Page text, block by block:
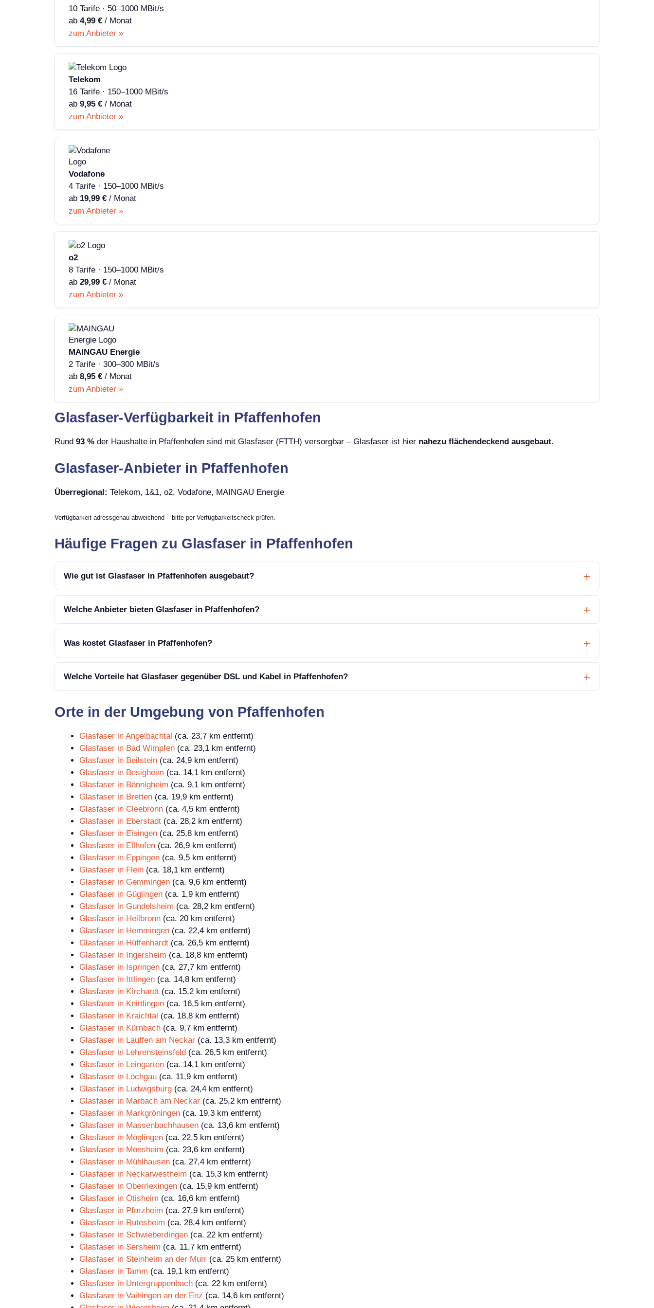
10 Tarife · 50–1000 MBit/s
ab 4,99 € / Monat
zum Anbieter »
Telekom
16 Tarife · 150–1000 MBit/s
ab 9,95 € / Monat
zum Anbieter »
Vodafone
4 Tarife · 150–1000 MBit/s
ab 19,99 € / Monat
zum Anbieter »
o2
8 Tarife · 150–1000 MBit/s
ab 29,99 € / Monat
zum Anbieter »
MAINGAU Energie
2 Tarife · 300–300 MBit/s
ab 8,95 € / Monat
zum Anbieter »
Glasfaser-Verfügbarkeit in Pfaffenhofen
Rund 93 % der Haushalte in Pfaffenhofen sind mit Glasfaser (FTTH) versorgbar – Glasfaser ist hier nahezu flächendeckend ausgebaut.
Glasfaser-Anbieter in Pfaffenhofen
Überregional: Telekom, 1&1, o2, Vodafone, MAINGAU Energie
Verfügbarkeit adressgenau abweichend – bitte per Verfügbarkeitscheck prüfen.
Häufige Fragen zu Glasfaser in Pfaffenhofen
Wie gut ist Glasfaser in Pfaffenhofen ausgebaut?
Welche Anbieter bieten Glasfaser in Pfaffenhofen?
Was kostet Glasfaser in Pfaffenhofen?
Welche Vorteile hat Glasfaser gegenüber DSL und Kabel in Pfaffenhofen?
Orte in der Umgebung von Pfaffenhofen
Glasfaser in Angelbachtal (ca. 23,7 km entfernt)
Glasfaser in Bad Wimpfen (ca. 23,1 km entfernt)
Glasfaser in Beilstein (ca. 24,9 km entfernt)
Glasfaser in Besigheim (ca. 14,1 km entfernt)
Glasfaser in Bönnigheim (ca. 9,1 km entfernt)
Glasfaser in Bretten (ca. 19,9 km entfernt)
Glasfaser in Cleebronn (ca. 4,5 km entfernt)
Glasfaser in Eberstadt (ca. 28,2 km entfernt)
Glasfaser in Eisingen (ca. 25,8 km entfernt)
Glasfaser in Ellhofen (ca. 26,9 km entfernt)
Glasfaser in Eppingen (ca. 9,5 km entfernt)
Glasfaser in Flein (ca. 18,1 km entfernt)
Glasfaser in Gemmingen (ca. 9,6 km entfernt)
Glasfaser in Güglingen (ca. 1,9 km entfernt)
Glasfaser in Gundelsheim (ca. 28,2 km entfernt)
Glasfaser in Heilbronn (ca. 20 km entfernt)
Glasfaser in Hemmingen (ca. 22,4 km entfernt)
Glasfaser in Hüffenhardt (ca. 26,5 km entfernt)
Glasfaser in Ingersheim (ca. 18,8 km entfernt)
Glasfaser in Ispringen (ca. 27,7 km entfernt)
Glasfaser in Ittlingen (ca. 14,8 km entfernt)
Glasfaser in Kirchardt (ca. 15,2 km entfernt)
Glasfaser in Knittlingen (ca. 16,5 km entfernt)
Glasfaser in Kraichtal (ca. 18,8 km entfernt)
Glasfaser in Kürnbach (ca. 9,7 km entfernt)
Glasfaser in Lauffen am Neckar (ca. 13,3 km entfernt)
Glasfaser in Lehrensteinsfeld (ca. 26,5 km entfernt)
Glasfaser in Leingarten (ca. 14,1 km entfernt)
Glasfaser in Löchgau (ca. 11,9 km entfernt)
Glasfaser in Ludwigsburg (ca. 24,4 km entfernt)
Glasfaser in Marbach am Neckar (ca. 25,2 km entfernt)
Glasfaser in Markgröningen (ca. 19,3 km entfernt)
Glasfaser in Massenbachhausen (ca. 13,6 km entfernt)
Glasfaser in Möglingen (ca. 22,5 km entfernt)
Glasfaser in Mönsheim (ca. 23,6 km entfernt)
Glasfaser in Mühlhausen (ca. 27,4 km entfernt)
Glasfaser in Neckarwestheim (ca. 15,3 km entfernt)
Glasfaser in Oberriexingen (ca. 15,9 km entfernt)
Glasfaser in Ötisheim (ca. 16,6 km entfernt)
Glasfaser in Pforzheim (ca. 27,9 km entfernt)
Glasfaser in Rutesheim (ca. 28,4 km entfernt)
Glasfaser in Schwieberdingen (ca. 22 km entfernt)
Glasfaser in Sersheim (ca. 11,7 km entfernt)
Glasfaser in Steinheim an der Murr (ca. 25 km entfernt)
Glasfaser in Tamm (ca. 19,1 km entfernt)
Glasfaser in Untergruppenbach (ca. 22 km entfernt)
Glasfaser in Vaihingen an der Enz (ca. 14,6 km entfernt)